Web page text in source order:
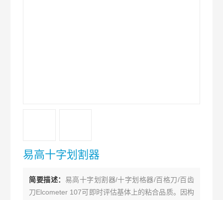
易高十字划割器
简要描述： 易高十字划割器/十字划格器/百格刀/百齿
刀Elcometer 107可即时评估基体上的粘合品质。因构